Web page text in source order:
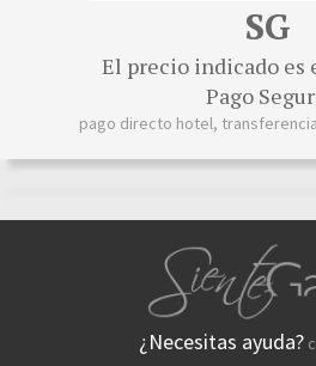
SG
El precio indicado es
Pago
pago directo hotel,
¿Necesitas ayuda?